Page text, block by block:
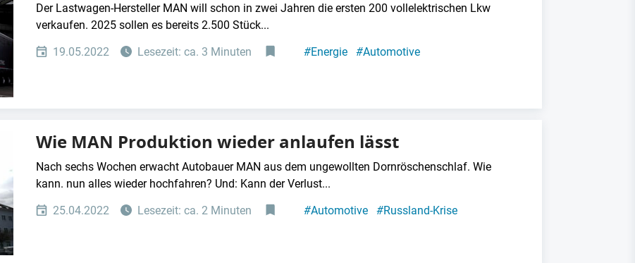
Der Lastwagen-Hersteller MAN will schon in zwei Jahren die ersten 200 vollelektrischen Lkw
verkaufen. 2025 sollen es bereits 2.500 Stück...
19.05.2022
Lesezeit: ca. 3 Minuten #Energie #Automotive
Wie MAN Produktion wieder anlaufen lässt
Nach sechs Wochen erwacht Autobauer MAN aus dem ungewollten Dornröschenschlaf. Wie
kann. nun alles wieder hochfahren? Und: Kann der Verlust...
25.04.2022
Lesezeit: ca. 2 Minuten #Automotive #Russland-Krise